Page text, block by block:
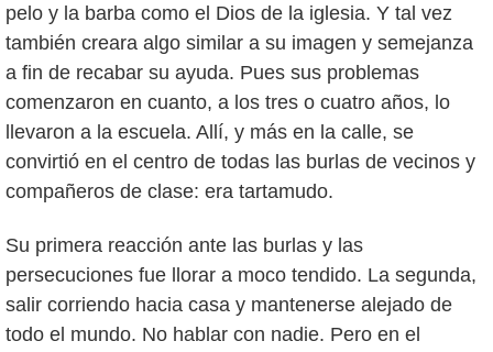
pelo y la barba como el Dios de la iglesia. Y tal vez
también creara algo similar a su imagen y semejanza
a fin de recabar su ayuda. Pues sus problemas
comenzaron en cuanto, a los tres o cuatro años, lo
llevaron a la escuela. Allí, y más en la calle, se
convirtió en el centro de todas las burlas de vecinos y
compañeros de clase: era tartamudo.
Su primera reacción ante las burlas y las
persecuciones fue llorar a moco tendido. La segunda,
salir corriendo hacia casa y mantenerse alejado de
todo el mundo. No hablar con nadie. Pero en el